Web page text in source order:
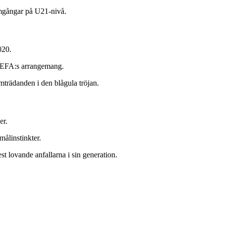
på U21-nivå.
arrangemang.
i den blågula tröjan.
lovande anfallarna i sin generation.